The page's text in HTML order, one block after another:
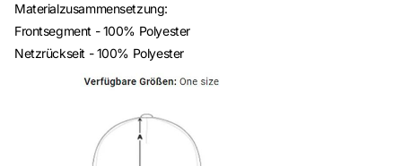
Materialzusammensetzung:
Frontsegment - 100% Polyester
Netzrückseit - 100% Polyester